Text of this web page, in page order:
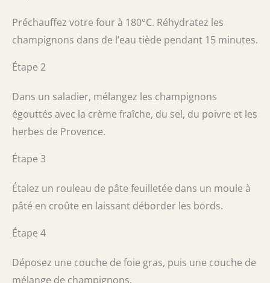
Préchauffez votre four à 180°C. Réhydratez les
champignons dans de l’eau tiède pendant 15 minutes.
Étape 2
Dans un saladier, mélangez les champignons
égouttés avec la crème fraîche, du sel, du poivre et les
herbes de Provence.
Étape 3
Étalez un rouleau de pâte feuilletée dans un moule à
pâté en croûte en laissant déborder les bords.
Étape 4
Déposez une couche de foie gras, puis une couche de
mélange de champignons.